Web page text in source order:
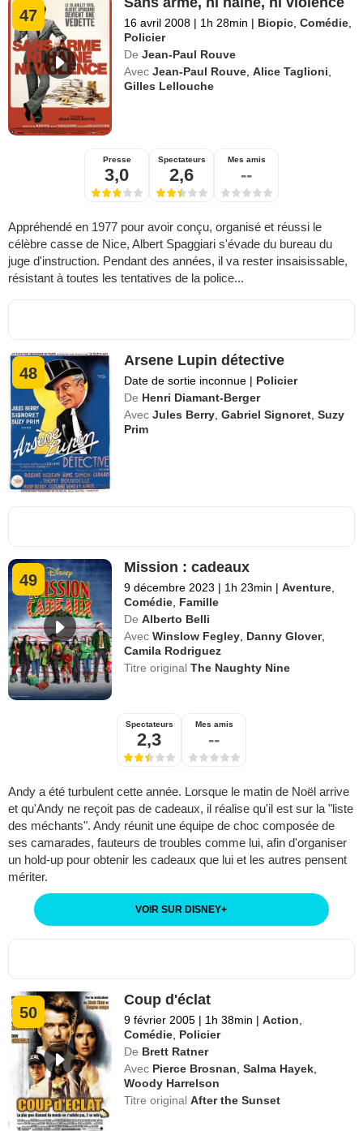
47 16 avril 2008 | 1h 28min | Biopic ,Comédie
Policier
De Jean-Paul Rouve
Avec Jean-Paul Rouve ,Alice Taglioni
Gilles Lellouche
Presse
3,0
Spectateurs
2,6
Mes amis
--
Appréhendé en 1977 pour avoir conçu, organisé et réussi le
célèbre casse de Nice, Albert Spaggiari s'évade du bureau du
juge d'instruction. Pendant des années, il va rester insaisissable,
résistant à toutes les tentatives de la police...
48
Arsene Lupin détective
Date de sortie inconnue | Policier
De Henri Diamant-Berger
Avec Jules Berry ,Gabriel Signoret ,Suzy
Prim
49
Mission : cadeaux
9 décembre 2023 | 1h 23min | Aventure
Comédie Famille
De Alberto Belli
Avec Winslow Fegley Danny Glover,
Camila Rodriguez
Titre originalThe Naughty Nine
Spectateurs
2,3
Mes amis
--
Andy a été turbulent cette année. Lorsque le matin de Noël arrive
et qu'Andy ne reçoit pas de cadeaux, il réalise qu'il est sur la "liste
des méchants". Andy réunit une équipe de choc composée de
ses camarades, fauteurs de troubles comme lui, afin d'organiser
un hold-up pour obtenir les cadeaux que lui et les autres pensent
mériter.
VOIR SUR DISNEY+
50
Coup d'éclat
9 février 2005 | 1h 38min | Action
Comédie Policier
De Brett Ratner
Avec Pierce Brosnan ,Salma Hayek
Woody Harrelson
Titre originalAfter the Sunset